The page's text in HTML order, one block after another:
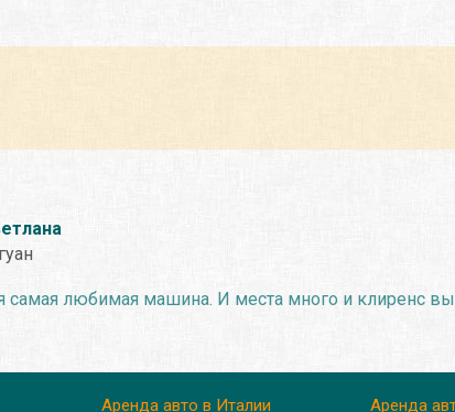
самая любимая машина. И места много и клиренс
Аренда авто в Италии Аренда